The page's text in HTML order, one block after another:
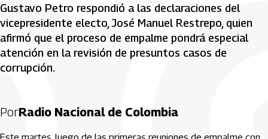
Gustavo Petro respondió a las declaraciones del
vicepresidente electo, José Manuel Restrepo, quien
afirmó que el proceso de empalme pondrá especial
atención en la revisión de presuntos casos de
corrupción.
PorRadio Nacional de Colombia